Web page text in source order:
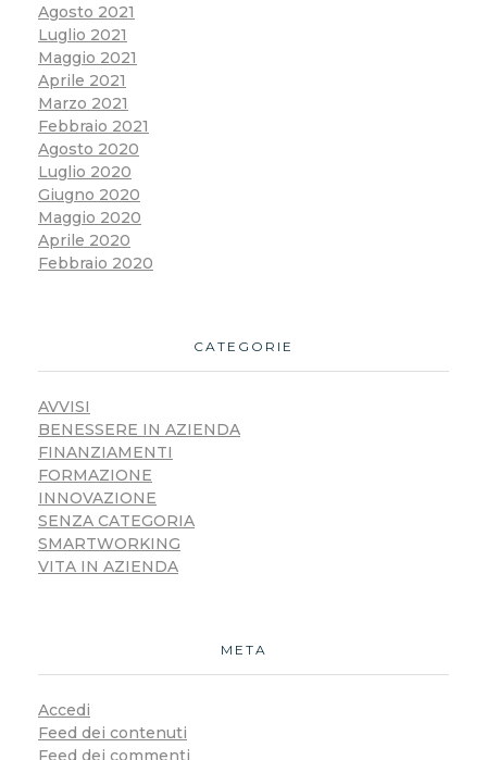
Agosto 2021
Luglio 2021
Maggio 2021
Aprile 2021
Marzo 2021
Febbraio 2021
Agosto 2020
Luglio 2020
Giugno 2020
Maggio 2020
Aprile 2020
Febbraio 2020
CATEGORIE
AVVISI
BENESSERE IN AZIENDA
FINANZIAMENTI
FORMAZIONE
INNOVAZIONE
SENZA CATEGORIA
SMARTWORKING
VITA IN AZIENDA
META
Accedi
Feed dei contenuti
Feed dei commenti